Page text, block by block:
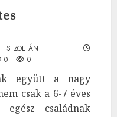
ZOLTÁN
0 0
együtt a nagy
csak a 6-7 éves
családnak